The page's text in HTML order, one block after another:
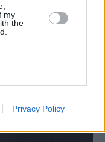
my
the
Privacy Policy